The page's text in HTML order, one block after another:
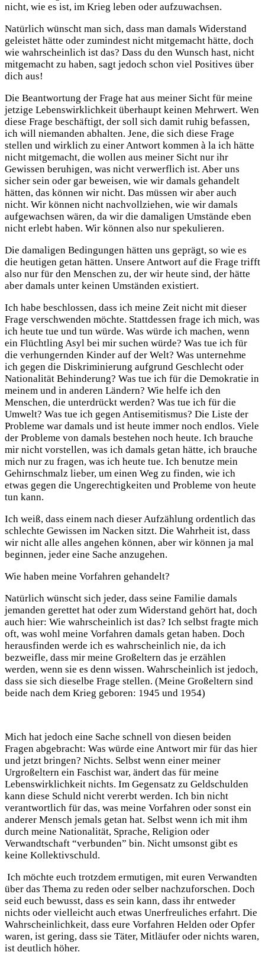
nicht, wie es ist, im Krieg leben oder aufzuwachsen.
Natürlich wünscht man sich, dass man damals Widerstand
geleistet hätte oder zumindest nicht mitgemacht hätte, doch
wie wahrscheinlich ist das? Dass du den Wunsch hast, nicht
mitgemacht zu haben, sagt jedoch schon viel Positives über
dich aus!
Die Beantwortung der Frage hat aus meiner Sicht für meine
jetzige Lebenswirklichkeit überhaupt keinen Mehrwert. Wen
diese Frage beschäftigt, der soll sich damit ruhig befassen,
ich will niemanden abhalten. Jene, die sich diese Frage
stellen und wirklich zu einer Antwort kommen à la ich hätte
nicht mitgemacht, die wollen aus meiner Sicht nur ihr
Gewissen beruhigen, was nicht verwerflich ist. Aber uns
sicher sein oder gar beweisen, wie wir damals gehandelt
hätten, das können wir nicht. Das müssen wir aber auch
nicht. Wir können nicht nachvollziehen, wie wir damals
aufgewachsen wären, da wir die damaligen Umstände eben
nicht erlebt haben. Wir können also nur spekulieren.
Die damaligen Bedingungen hätten uns geprägt, so wie es
die heutigen getan hätten. Unsere Antwort auf die Frage trifft
also nur für den Menschen zu, der wir heute sind, der hätte
aber damals unter keinen Umständen existiert.
Ich habe beschlossen, dass ich meine Zeit nicht mit dieser
Frage verschwenden möchte. Stattdessen frage ich mich, was
ich heute tue und tun würde. Was würde ich machen, wenn
ein Flüchtling Asyl bei mir suchen würde? Was tue ich für
die verhungernden Kinder auf der Welt? Was unternehme
ich gegen die Diskriminierung aufgrund Geschlecht oder
Nationalität Behinderung? Was tue ich für die Demokratie in
meinem und in anderen Ländern? Wie helfe ich den
Menschen, die unterdrückt werden? Was tue ich für die
Umwelt? Was tue ich gegen Antisemitismus? Die Liste der
Probleme war damals und ist heute immer noch endlos. Viele
der Probleme von damals bestehen noch heute. Ich brauche
mir nicht vorstellen, was ich damals getan hätte, ich brauche
mich nur zu fragen, was ich heute tue. Ich benutze mein
Gehirnschmalz lieber, um einen Weg zu finden, wie ich
etwas gegen die Ungerechtigkeiten und Probleme von heute
tun kann.
Ich weiß, dass einem nach dieser Aufzählung ordentlich das
schlechte Gewissen im Nacken sitzt. Die Wahrheit ist, dass
wir nicht alle alles angehen können, aber wir können ja mal
beginnen, jeder eine Sache anzugehen.
Wie haben meine Vorfahren gehandelt?
Natürlich wünscht sich jeder, dass seine Familie damals
jemanden gerettet hat oder zum Widerstand gehört hat, doch
auch hier: Wie wahrscheinlich ist das? Ich selbst fragte mich
oft, was wohl meine Vorfahren damals getan haben. Doch
herausfinden werde ich es wahrscheinlich nie, da ich
bezweifle, dass mir meine Großeltern das je erzählen
werden, wenn sie es denn wissen. Wahrscheinlich ist jedoch,
dass sie sich dieselbe Frage stellen. (Meine Großeltern sind
beide nach dem Krieg geboren: 1945 und 1954)
Mich hat jedoch eine Sache schnell von diesen beiden
Fragen abgebracht: Was würde eine Antwort mir für das hier
und jetzt bringen? Nichts. Selbst wenn einer meiner
Urgroßeltern ein Faschist war, ändert das für meine
Lebenswirklichkeit nichts. Im Gegensatz zu Geldschulden
kann diese Schuld nicht vererbt werden. Ich bin nicht
verantwortlich für das, was meine Vorfahren oder sonst ein
anderer Mensch jemals getan hat. Selbst wenn ich mit ihm
durch meine Nationalität, Sprache, Religion oder
Verwandtschaft “verbunden” bin. Nicht umsonst gibt es
keine Kollektivschuld.
Ich möchte euch trotzdem ermutigen, mit euren Verwandten
über das Thema zu reden oder selber nachzuforschen. Doch
seid euch bewusst, dass es sein kann, dass ihr entweder
nichts oder vielleicht auch etwas Unerfreuliches erfahrt. Die
Wahrscheinlichkeit, dass eure Vorfahren Helden oder Opfer
waren, ist gering, dass sie Täter, Mitläufer oder nichts waren,
ist deutlich höher.